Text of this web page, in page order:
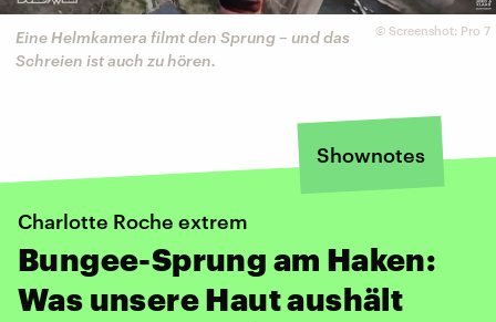
© Screenshot: Pro 7
Eine Helmkamera filmt den Sprung – und das
Schreien ist auch zu hören.
Shownotes
Charlotte Roche extrem
Bungee-Sprung am Haken:
Was unsere Haut aushält